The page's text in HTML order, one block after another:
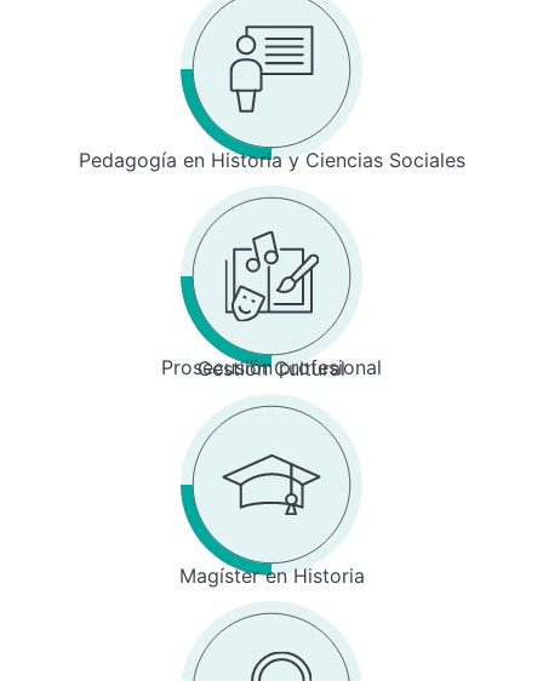
Pedagogía en Historia y Ciencias Sociales
Prosecusión profesional
Gestión Cultural
Magíster en Historia